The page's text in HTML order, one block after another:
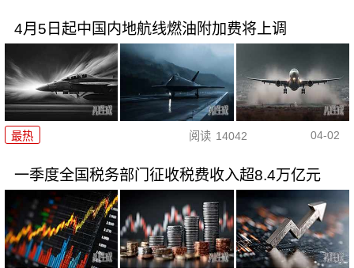
4月5日起中国内地航线燃油附加费将上调
最热 阅读 14042 04-02
一季度全国税务部门征收税费收入超8.4万亿元